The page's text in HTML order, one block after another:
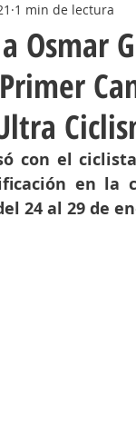
Osmar
1 min de lectura
con el
en la
24 al 29 de